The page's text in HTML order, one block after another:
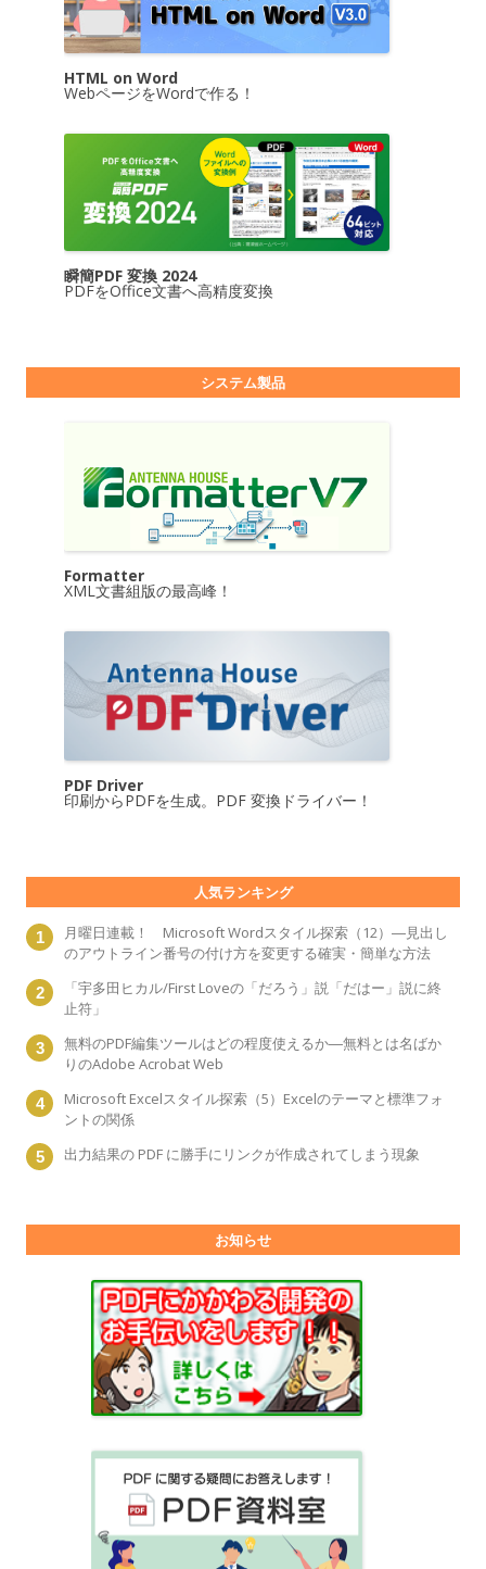
HTML on Word
WebページをWordで作る！
瞬簡PDF 変換 2024
PDFをOffice文書へ高精度変換
システム製品
Formatter
XML文書組版の最高峰！
PDF Driver
印刷からPDFを生成。PDF 変換ドライバー！
人気ランキング
月曜日連載！ Microsoft Wordスタイル探索（12）―見出し
のアウトライン番号の付け方を変更する確実・簡単な方法
「宇多田ヒカル/First Loveの「だろう」説「だはー」説に終
止符」
無料のPDF編集ツールはどの程度使えるか―無料とは名ばか
りのAdobe Acrobat Web
Microsoft Excelスタイル探索（5）Excelのテーマと標準フォ
ントの関係
出力結果の PDF に勝手にリンクが作成されてしまう現象
お知らせ